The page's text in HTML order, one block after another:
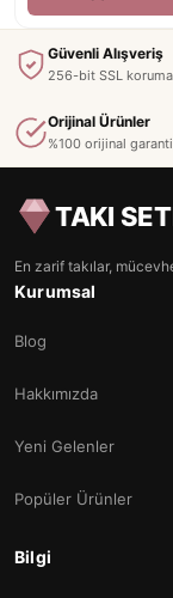
Güvenli Alışveriş
256-bit SSL
Orijinal Ürünler
%100 orijinal garanti
TAKI
En zarif takılar,
Kurumsal
Blog
Hakkımızda
Yeni Gelenler
Popüler Ürünler
Bilgi